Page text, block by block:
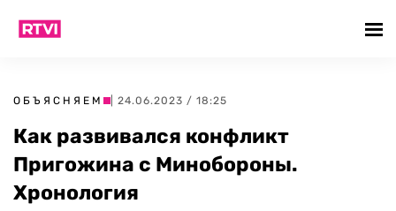
ОБЪЯСНЯЕМ | 24.06.2023 / 18:25
Как развивался конфликт
Пригожина с Минобороны.
Хронология